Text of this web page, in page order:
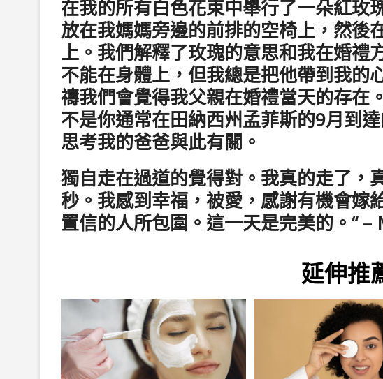
在我的所有白色花束中舉行了一朵紅玫
放在我媽媽旁邊的前排的空椅上，然後
上。我們解釋了玫瑰的意思和我在婚禮
不能在身體上，但我總是把他帶到我的
禱我們會覺得我父親在婚禮當天的存
不是你通常在田納西州孟菲斯的9月到
思考我的爸爸與此有關。
獨自走在過道的覺得對。我真的走了，
秒。我感到幸福，被愛，感謝有機會嫁
置信的人所包圍。這一天是完美的。“ –
延伸推